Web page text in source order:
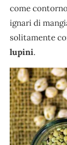
come
ignari di
solitamente
lupini.